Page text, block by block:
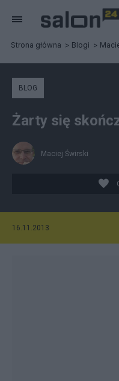
Strona główna Blogi
BLOG
Żarty się
Maciej Świrski
16.11.2013